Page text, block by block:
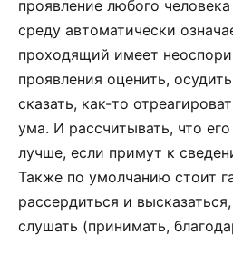
проявление любого
среду автоматически
проходящий имеет
проявления оценить,
сказать, как-то
ума. И рассчитывать, что
лучше, если примут к
Также по умолчанию стоит
рассердиться и
слушать (принимать,